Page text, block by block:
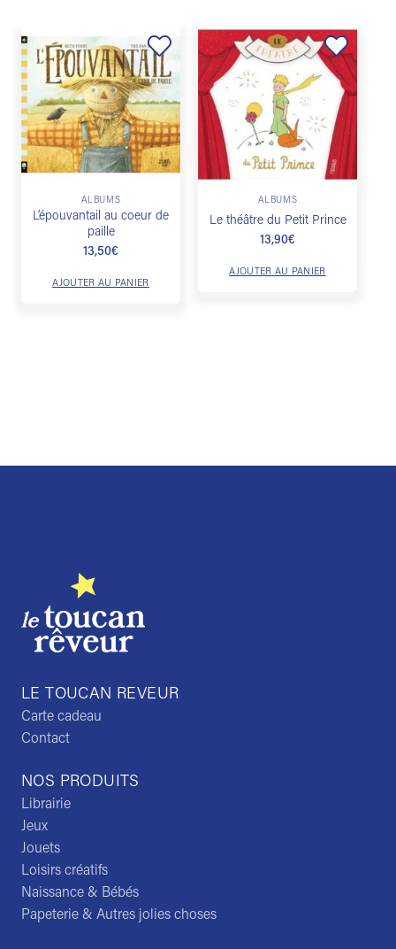
Ajouter
à la
liste de
souhaits
ALBUMS
L’épouvantail au coeur de
paille
13,50€
AJOUTER AU PANIER
Ajouter
à la
liste de
souhaits
ALBUMS
Le théâtre du Petit Prince
13,90€
AJOUTER AU PANIER
NOS PRODUITS
Librairie
Jeux
Jouets
Loisirs créatifs
Naissance & Bébés
Papeterie & Autres jolies choses
LE TOUCAN REVEUR
Carte cadeau
Contact